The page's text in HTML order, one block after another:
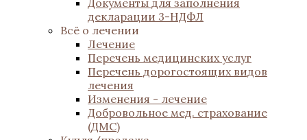
Документы для заполнения
декларации 3-НДФЛ
Всё о лечении
Лечение
Перечень медицинских услуг
Перечень дорогостоящих видов
лечения
Изменения - лечение
Добровольное мед. страхование
(ДМС)